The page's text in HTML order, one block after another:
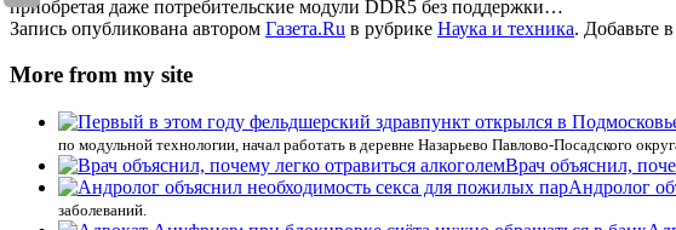
приобретая даже потребительские модули DDR5 без поддержки…
Запись опубликована автором Газета.Ru в рубрике Наука и техника. Добавьте
More from my site
по модульной технологии, начал работать в деревне Назарьево Павлово-Посадского
Врач объяснил,
Андролог
заболеваний.